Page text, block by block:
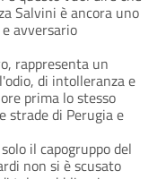
Salvini è ancora uno
avversario
rappresenta un
di intolleranza e
prima lo stesso
strade di Perugia e
il capogruppo del
non si è scusato